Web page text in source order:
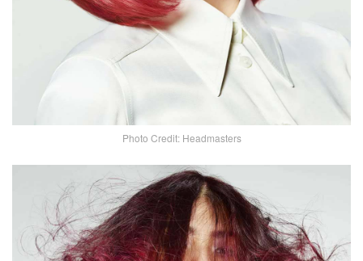
Photo Credit: Headmasters